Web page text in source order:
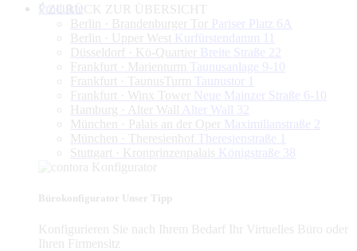
ZURÜCK ZUR ÜBERSICHT
Berlin · Brandenburger Tor
Pariser Platz 6A
Berlin · Upper West Kurfürstendamm 11
Düsseldorf · Kö-Quartier
Breite Straße 22
Frankfurt · Marienturm Taunusanlage 9-10
Frankfurt · TaunusTurm Taunustor 1
Frankfurt · Winx Tower
Neue Mainzer Straße 6-10
Hamburg · Alter Wall
Alter Wall 32
München · Palais an der Oper
Maximilianstraße 2
München · Theresienhof Theresienstraße 1
Stuttgart · Kronprinzenpalais Königstraße 38
Bürokonfigurator Unser Tipp
Konfigurieren Sie nach Ihrem Bedarf Ihr Virtuelles Büro oder
Ihren Firmensitz
Produkte